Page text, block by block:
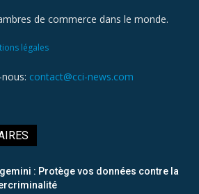
de commerce dans le monde.
légales
contact@cci-news.com
: Protège vos données contre la